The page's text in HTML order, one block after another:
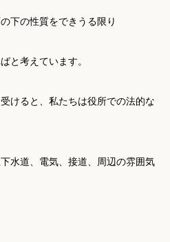
下の性質をできうる限り
と考えています。
けると、私たちは役所での法的な
水道、電気、接道、周辺の雰囲気